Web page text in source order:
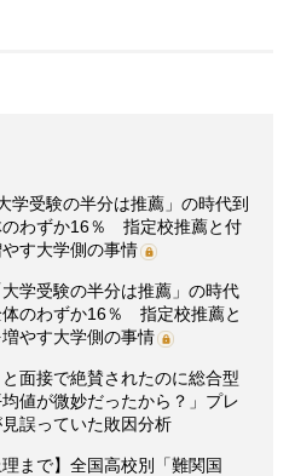
学受験の半分は推薦」の時代到
のわずか16％ 指定校推薦と付
す大学側の事情
学受験の半分は推薦」の時代
のわずか16％ 指定校推薦と
やす大学側の事情
面接で絶賛されたのに総合型
値が微妙だったから？」プレ
誤っていた敗因分析
まで】全国高校別「難関国